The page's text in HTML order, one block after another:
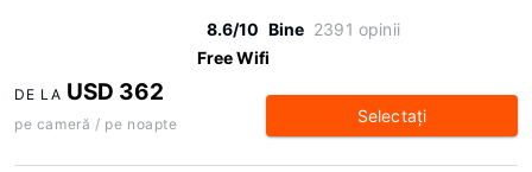
8.6/10 Bine 2391 opinii
Free Wifi
DE LA USD 362
pe cameră / pe noapte Selectaţi